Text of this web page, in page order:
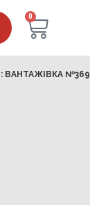
0
ВАНТАЖІВКА №369